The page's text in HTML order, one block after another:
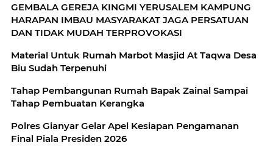
GEMBALA GEREJA KINGMI YERUSALEM KAMPUNG
HARAPAN IMBAU MASYARAKAT JAGA PERSATUAN
DAN TIDAK MUDAH TERPROVOKASI
Material Untuk Rumah Marbot Masjid At Taqwa Desa
Biu Sudah Terpenuhi
Tahap Pembangunan Rumah Bapak Zainal Sampai
Tahap Pembuatan Kerangka
Polres Gianyar Gelar Apel Kesiapan Pengamanan
Final Piala Presiden 2026